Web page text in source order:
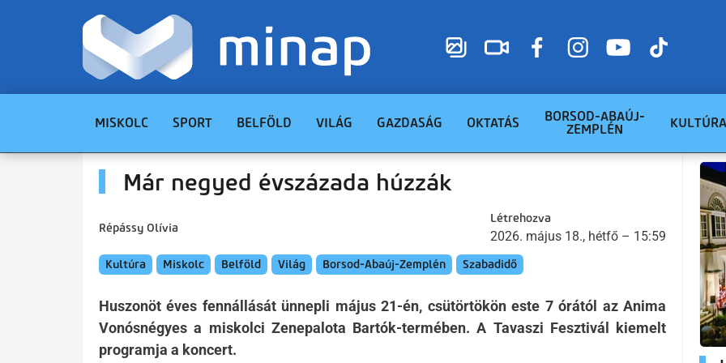
MISKOLC SPORT BELFÖLD VILÁG GAZDASÁG OKTATÁS
BORSOD-ABAÚJ-
ZEMPLÉN
KULTÚRA
Már negyed évszázada húzzák
Répássy Olívia
Létrehozva
2026. május 18., hétfő – 15:59
Kultúra Miskolc Belföld Világ Borsod-Abaúj-Zemplén Szabadidő
Huszonöt éves fennállását ünnepli május 21-én, csütörtökön este 7 órától az Anima
Vonósnégyes a miskolci Zenepalota Bartók-termében. A Tavaszi Fesztivál kiemelt
programja a koncert.